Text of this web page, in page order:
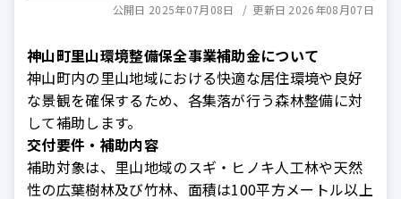
公開日 2025年07月08日 更新日 2026年08月07日
神山町里山環境整備保全事業補助金について
神山町内の里山地域における快適な居住環境や良好
な景観を確保するため、各集落が行う森林整備に対
して補助します。
交付要件・補助内容
補助対象は、里山地域のスギ・ヒノキ人工林や天然
性の広葉樹林及び竹林、面積は100平方メートル以上